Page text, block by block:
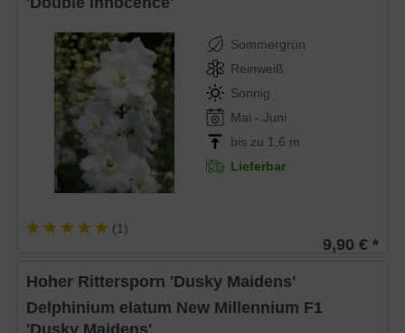
Sommergrün
Reinweiß
Sonnig
Mai - Juni
bis zu 1,6 m
Lieferbar
(1)
9,90 € *
Hoher Rittersporn 'Dusky Maidens'
Delphinium elatum New Millennium F1